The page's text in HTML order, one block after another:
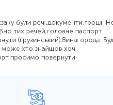
були речі,документи,гроші.
тих речей,головне паспорт
(грузинський).Винагорода.
може хто знайшов хоч
повернути.